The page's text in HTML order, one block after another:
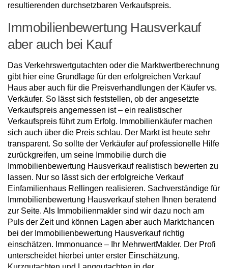
resultierenden durchsetzbaren Verkaufspreis.
Immobilienbewertung Hausverkauf
aber auch bei Kauf
Das Verkehrswertgutachten oder die Marktwertberechnung
gibt hier eine Grundlage für den erfolgreichen Verkauf
Haus aber auch für die Preisverhandlungen der Käufer vs.
Verkäufer. So lässt sich feststellen, ob der angesetzte
Verkaufspreis angemessen ist – ein realistischer
Verkaufspreis führt zum Erfolg. Immobilienkäufer machen
sich auch über die Preis schlau. Der Markt ist heute sehr
transparent. So sollte der Verkäufer auf professionelle Hilfe
zurückgreifen, um seine Immobilie durch die
Immobilienbewertung Hausverkauf realistisch bewerten zu
lassen. Nur so lässt sich der erfolgreiche Verkauf
Einfamilienhaus Rellingen realisieren. Sachverständige für
Immobilienbewertung Hausverkauf stehen Ihnen beratend
zur Seite. Als Immobilienmakler sind wir dazu noch am
Puls der Zeit und können Lagen aber auch Marktchancen
bei der Immobilienbewertung Hausverkauf richtig
einschätzen. Immonuance – Ihr MehrwertMakler. Der Profi
unterscheidet hierbei unter erster Einschätzung,